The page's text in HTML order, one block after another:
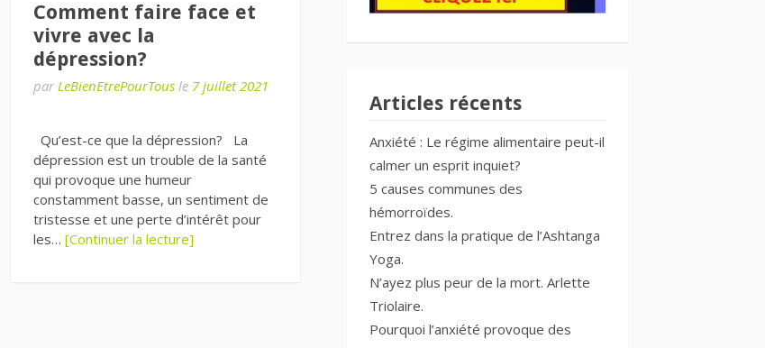
Comment faire face et
vivre avec la
dépression?
par LeBienEtrePourTousle 7 juillet 2021
Qu’est-ce que la dépression? La
dépression est un trouble de la santé
qui provoque une humeur
constamment basse, un sentiment de
tristesse et une perte d’intérêt pour
les… [Continuer la lecture]
Articles récents
Anxiété : Le régime alimentaire peut-il
calmer un esprit inquiet?
5 causes communes des
hémorroïdes.
Entrez dans la pratique de l’Ashtanga
Yoga.
N’ayez plus peur de la mort. Arlette
Triolaire.
Pourquoi l’anxiété provoque des